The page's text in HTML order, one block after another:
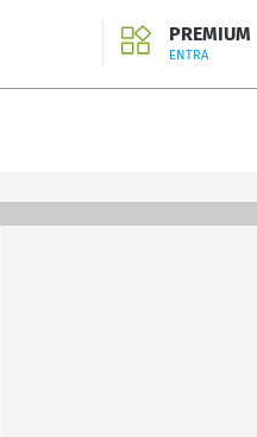
PREMIUM
ENTRA